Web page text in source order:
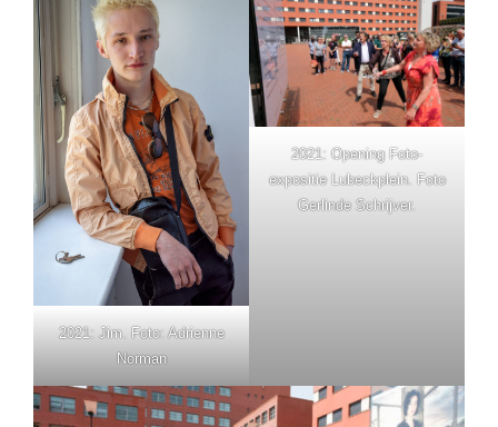
2021: Jim. Foto: Adrienne
Norman
2021: Opening Foto-
expositie Lubeckplein. Foto
Gerlinde Schrijver.